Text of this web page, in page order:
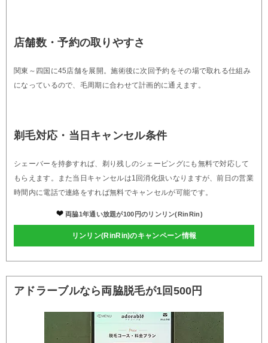
店舗数・予約の取りやすさ
関東～四国に45店舗を展開。施術後に次回予約をその場で取れる仕組み
になっているので、毛周期に合わせて計画的に通えます。
剃毛対応・当日キャンセル条件
シェーバーを持参すれば、剃り残しのシェービングにも無料で対応して
もらえます。また当日キャンセルは1回消化扱いなりますが、前日の営業
時間内に電話で連絡をすれば無料でキャンセルが可能です。
両脇1年通い放題が100円のリンリン(RinRin)
リンリン(RinRin)のキャンペーン情報
アドラーブルなら両脇脱毛が1回500円